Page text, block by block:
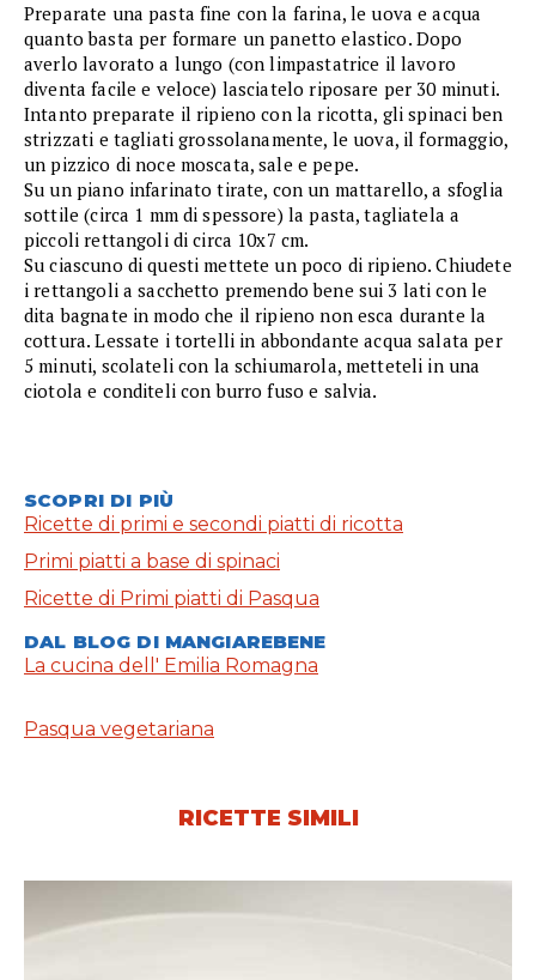
Preparate una pasta fine con la farina, le uova e acqua
quanto basta per formare un panetto elastico. Dopo
averlo lavorato a lungo (con limpastatrice il lavoro
diventa facile e veloce) lasciatelo riposare per 30 minuti.
Intanto preparate il ripieno con la ricotta, gli spinaci ben
strizzati e tagliati grossolanamente, le uova, il formaggio,
un pizzico di noce moscata, sale e pepe.
Su un piano infarinato tirate, con un mattarello, a sfoglia
sottile (circa 1 mm di spessore) la pasta, tagliatela a
piccoli rettangoli di circa 10x7 cm.
Su ciascuno di questi mettete un poco di ripieno. Chiudete
i rettangoli a sacchetto premendo bene sui 3 lati con le
dita bagnate in modo che il ripieno non esca durante la
cottura. Lessate i tortelli in abbondante acqua salata per
5 minuti, scolateli con la schiumarola, metteteli in una
ciotola e conditeli con burro fuso e salvia.
SCOPRI DI PIÙ
Ricette di primi e secondi piatti di ricotta
Primi piatti a base di spinaci
Ricette di Primi piatti di Pasqua
DAL BLOG DI MANGIAREBENE
La cucina dell' Emilia Romagna
Pasqua vegetariana
RICETTE SIMILI